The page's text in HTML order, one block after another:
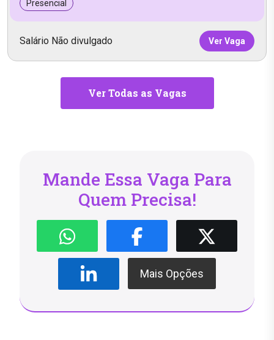
Presencial
Salário Não divulgado Ver Vaga
Ver Todas as Vagas
Mande Essa Vaga Para
Quem Precisa!
Mais Opções